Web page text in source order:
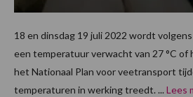
18 en dinsdag 19 juli 2022 wordt
een temperatuur verwacht van 27 °C
het Nationaal Plan voor veetransport
temperaturen in werking treedt. ... Lees